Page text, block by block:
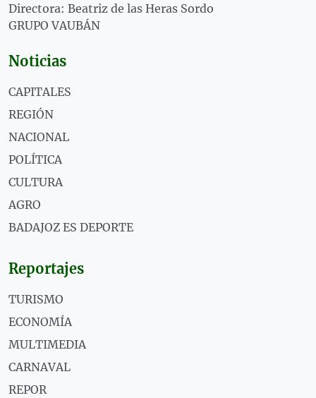
Directora: Beatriz de las Heras Sordo
GRUPO VAUBÁN
Noticias
CAPITALES
REGIÓN
NACIONAL
POLÍTICA
CULTURA
AGRO
BADAJOZ ES DEPORTE
Reportajes
TURISMO
ECONOMÍA
MULTIMEDIA
CARNAVAL
REPOR